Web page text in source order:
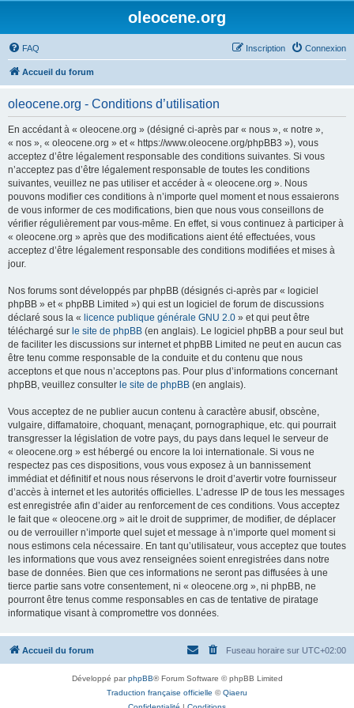
oleocene.org
FAQ Connexion
Inscription
Accueil du forum
oleocene.org - Conditions d’utilisation
En accédant à « oleocene.org » (désigné ci-après par « nous », « notre »,
« nos », « oleocene.org » et « https://www.oleocene.org/phpBB3 »), vous
acceptez d’être légalement responsable des conditions suivantes. Si vous
n’acceptez pas d’être légalement responsable de toutes les conditions
suivantes, veuillez ne pas utiliser et accéder à « oleocene.org ». Nous
pouvons modifier ces conditions à n’importe quel moment et nous essaierons
de vous informer de ces modifications, bien que nous vous conseillons de
vérifier régulièrement par vous-même. En effet, si vous continuez à participer à
« oleocene.org » après que des modifications aient été effectuées, vous
acceptez d’être légalement responsable des conditions modifiées et mises à
jour.
Nos forums sont développés par phpBB (désignés ci-après par « logiciel
phpBB » et « phpBB Limited ») qui est un logiciel de forum de discussions
déclaré sous la « licence publique générale GNU 2.0 » et qui peut être
téléchargé sur le site de phpBB (en anglais). Le logiciel phpBB a pour seul but
de faciliter les discussions sur internet et phpBB Limited ne peut en aucun cas
être tenu comme responsable de la conduite et du contenu que nous
acceptons et que nous n’acceptons pas. Pour plus d’informations concernant
phpBB, veuillez consulter le site de phpBB (en anglais).
Vous acceptez de ne publier aucun contenu à caractère abusif, obscène,
vulgaire, diffamatoire, choquant, menaçant, pornographique, etc. qui pourrait
transgresser la législation de votre pays, du pays dans lequel le serveur de
« oleocene.org » est hébergé ou encore la loi internationale. Si vous ne
respectez pas ces dispositions, vous vous exposez à un bannissement
immédiat et définitif et nous nous réservons le droit d’avertir votre fournisseur
d’accès à internet et les autorités officielles. L’adresse IP de tous les messages
est enregistrée afin d’aider au renforcement de ces conditions. Vous acceptez
le fait que « oleocene.org » ait le droit de supprimer, de modifier, de déplacer
ou de verrouiller n’importe quel sujet et message à n’importe quel moment si
nous estimons cela nécessaire. En tant qu’utilisateur, vous acceptez que toutes
les informations que vous avez renseignées soient enregistrées dans notre
base de données. Bien que ces informations ne seront pas diffusées à une
tierce partie sans votre consentement, ni « oleocene.org », ni phpBB, ne
pourront être tenus comme responsables en cas de tentative de piratage
informatique visant à compromettre vos données.
Accueil du forum Fuseau horaire sur UTC+02:00
Développé parphpBB® Forum Software © phpBB Limited
Traduction française officielle ©Qiaeru